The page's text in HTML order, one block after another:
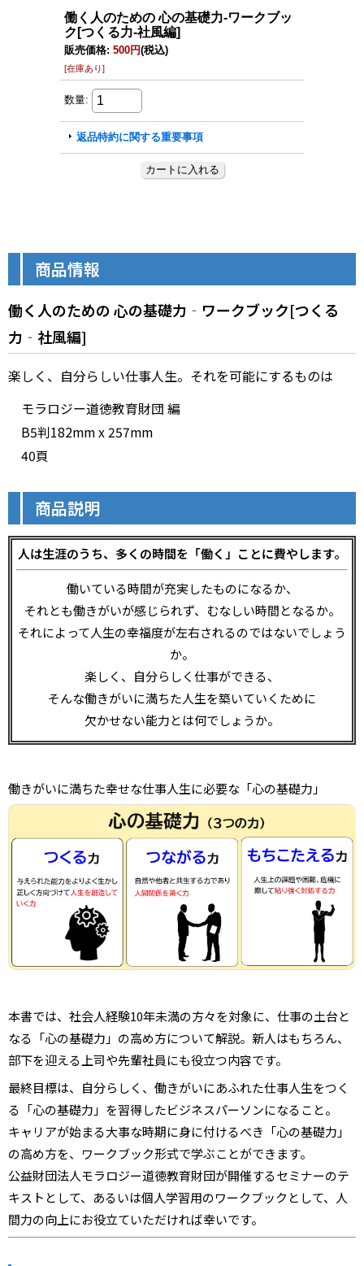
商品情報
働く人のための 心の基礎⼒‐ワークブック[つくる
⼒‐社風編]
楽しく、自分らしい仕事人生。それを可能にするものは
モラロジー道徳教育財団 編
B5判182mm x 257mm
40頁
商品説明
人は生涯のうち、多くの時間を「働く」ことに費やします。
働いている時間が充実したものになるか、
それとも働きがいが感じられず、むなしい時間となるか。
それによって人生の幸福度が左右されるのではないでしょう
か。
楽しく、自分らしく仕事ができる、
そんな働きがいに満ちた人生を築いていくために
欠かせない能力とは何でしょうか。
働きがいに満ちた幸せな仕事人生に必要な「心の基礎力」
本書では、社会人経験10年未満の方々を対象に、仕事の土台と
なる「心の基礎力」の高め方について解説。新人はもちろん、
部下を迎える上司や先輩社員にも役立つ内容です。
最終目標は、自分らしく、働きがいにあふれた仕事人生をつく
る「心の基礎力」を習得したビジネスパーソンになること。
キャリアが始まる大事な時期に身に付けるべき「心の基礎力」
の高め方を、ワークブック形式で学ぶことができます。
公益財団法人モラロジー道徳教育財団が開催するセミナーのテ
キストとして、あるいは個人学習用のワークブックとして、人
間力の向上にお役立ていただければ幸いです。